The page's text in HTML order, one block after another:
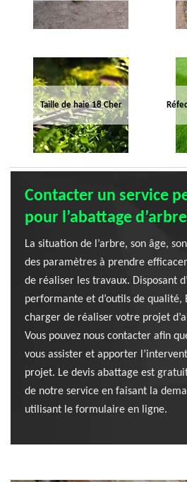
Taille de haie 18 Cher
Contacter un service
pour l’abattage
La situation de l’arbre, son âge,
des paramètres à prendre
de réaliser les travaux. Disposant
performante et d’outils de qualité,
charger de réaliser votre projet
Vous pouvez nous contacter afin
vous assister et apporter
projet. Le devis abattage est
de notre service en faisant la
utilisant le formulaire en ligne.